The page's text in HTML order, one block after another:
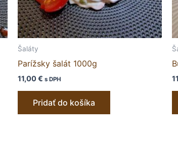
Šaláty
Parížsky šalát 1000g
11,00€ s DPH
Pridať do košíka